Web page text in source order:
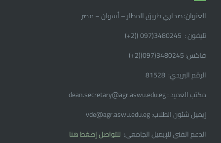
العنوان: صحاري طريق المطار – أسوان – مصر
تليفون : 3480245(097 )(2
+
)
فاكس: 3480245(097)(2
+
)
الرقم البريدي: 81528
مكتب العميد : dean.secretary@agr.aswu.edu.eg
إيميل شئون الطلاب: vde@agr.aswu.edu.eg
الدعم الفنى للإيميل الجامعى: للتواصل إضغط هنا